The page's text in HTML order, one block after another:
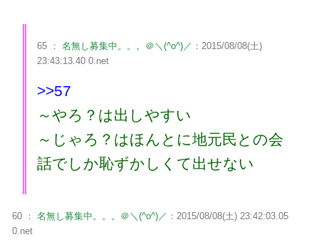
65 ： 名無し募集中。。。＠＼(^o^)／ ：2015/08/08(土)
23:43:13.40 0.net
>>57
～やろ？は出しやすい
～じゃろ？はほんとに地元民との会
話でしか恥ずかしくて出せない
60 ： 名無し募集中。。。＠＼(^o^)／ ：2015/08/08(土) 23:42:03.05
0.net